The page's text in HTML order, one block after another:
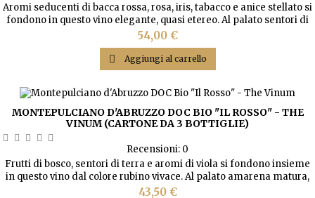
Aromi seducenti di bacca rossa, rosa, iris, tabacco e anice stellato si
fondono in questo vino elegante, quasi etereo. Al palato sentori di
ciliegia, confettura di fragola e una nota di pepe nero a fianco di
tannini raffinati.
Prezzo
54,00 €
 Aggiungi al carrello
MONTEPULCIANO D'ABRUZZO DOC BIO "IL ROSSO" - THE
VINUM (CARTONE DA 3 BOTTIGLIE)
Recensioni: 0
Frutti di bosco, sentori di terra e aromi di viola si fondono insieme
in questo vino dal colore rubino vivace. Al palato amarena matura,
lampone, anice e cannella al fianco di tannini soffici.
Prezzo
43,50 €